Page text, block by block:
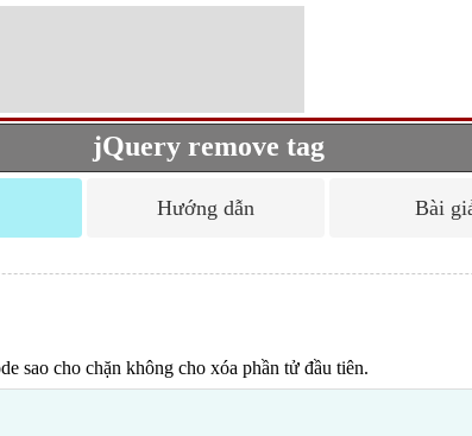
jQuery remove tag
Hướng dẫn Bài
sao cho chặn không cho xóa phần tử đầu tiên.